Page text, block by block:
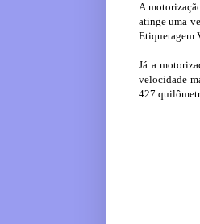
A
atinge uma
Etiquetagem
Já a
velocidade
427